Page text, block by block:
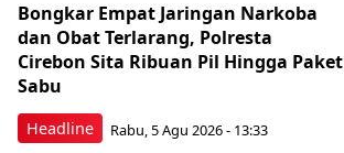
Headline
Bongkar Empat Jaringan Narkoba
dan Obat Terlarang, Polresta
Cirebon Sita Ribuan Pil Hingga Paket
Sabu
Rabu, 5 Agu 2026 - 13:33